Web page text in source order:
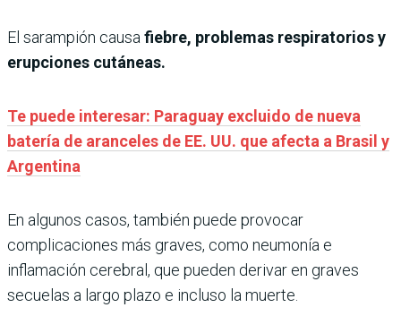
El sarampión causa fiebre, problemas respiratorios y
erupciones cutáneas.
Te puede interesar: Paraguay excluido de nueva
batería de aranceles de EE. UU. que afecta a Brasil y
Argentina
En algunos casos, también puede provocar
complicaciones más graves, como neumonía e
inflamación cerebral, que pueden derivar en graves
secuelas a largo plazo e incluso la muerte.